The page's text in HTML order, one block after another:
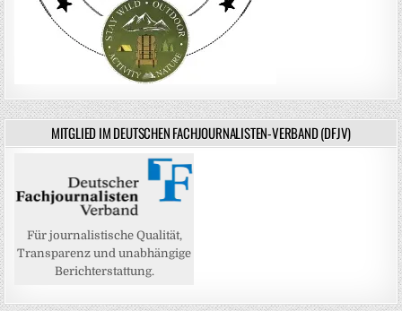
MITGLIED IM DEUTSCHEN FACHJOURNALISTEN-VERBAND (DFJV)
Für journalistische Qualität,
Transparenz und unabhängige
Berichterstattung.